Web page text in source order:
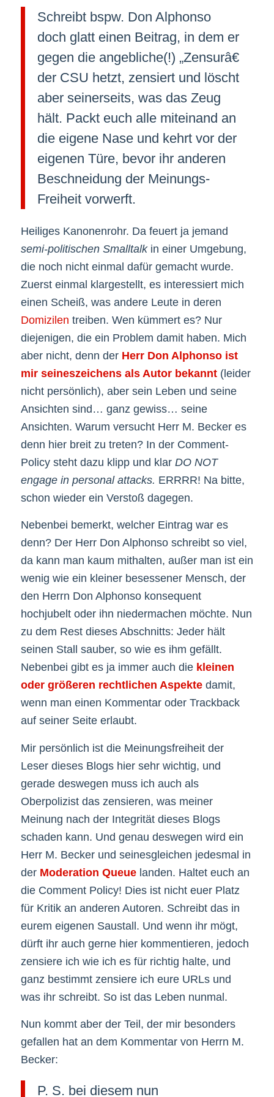
Schreibt bspw. Don Alphonso
doch glatt einen Beitrag, in dem er
gegen die angebliche(!) „Zensurâ€
der CSU hetzt, zensiert und löscht
aber seinerseits, was das Zeug
hält. Packt euch alle miteinand an
die eigene Nase und kehrt vor der
eigenen Türe, bevor ihr anderen
Beschneidung der Meinungs-
Freiheit vorwerft.
Heiliges Kanonenrohr. Da feuert ja jemand
semi-politischen Smalltalkin einer Umgebung,
die noch nicht einmal dafür gemacht wurde.
Zuerst einmal klargestellt, es interessiert mich
einen Scheiß, was andere Leute in deren
Domizilen treiben. Wen kümmert es? Nur
diejenigen, die ein Problem damit haben. Mich
aber nicht, denn der Herr Don Alphonso ist
mir seineszeichens als Autor bekannt(leider
nicht persönlich), aber sein Leben und seine
Ansichten sind… ganz gewiss… seine
Ansichten. Warum versucht Herr M. Becker es
denn hier breit zu treten? In der Comment-
Policy steht dazu klipp und klar DO NOT
engage in personal attacks. ERRRR! Na bitte,
schon wieder ein Verstoß dagegen.
Nebenbei bemerkt, welcher Eintrag war es
denn? Der Herr Don Alphonso schreibt so viel,
da kann man kaum mithalten, außer man ist ein
wenig wie ein kleiner besessener Mensch, der
den Herrn Don Alphonso konsequent
hochjubelt oder ihn niedermachen möchte. Nun
zu dem Rest dieses Abschnitts: Jeder hält
seinen Stall sauber, so wie es ihm gefällt.
Nebenbei gibt es ja immer auch die kleinen
oder größeren rechtlichen Aspektedamit,
wenn man einen Kommentar oder Trackback
auf seiner Seite erlaubt.
Mir persönlich ist die Meinungsfreiheit der
Leser dieses Blogs hier sehr wichtig, und
gerade deswegen muss ich auch als
Oberpolizist das zensieren, was meiner
Meinung nach der Integrität dieses Blogs
schaden kann. Und genau deswegen wird ein
Herr M. Becker und seinesgleichen jedesmal in
der Moderation Queuelanden. Haltet euch an
die Comment Policy! Dies ist nicht euer Platz
für Kritik an anderen Autoren. Schreibt das in
eurem eigenen Saustall. Und wenn ihr mögt,
dürft ihr auch gerne hier kommentieren, jedoch
zensiere ich wie ich es für richtig halte, und
ganz bestimmt zensiere ich eure URLs und
was ihr schreibt. So ist das Leben nunmal.
Nun kommt aber der Teil, der mir besonders
gefallen hat an dem Kommentar von Herrn M.
Becker:
P. S. bei diesem nun